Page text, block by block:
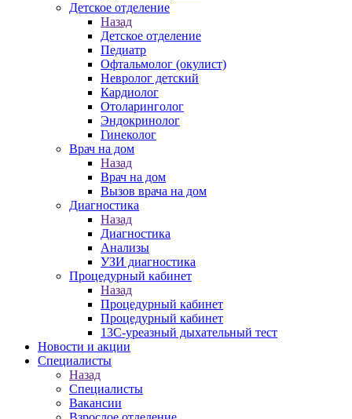
Детское отделение
Назад
Детское отделение
Педиатр
Офтальмолог (окулист)
Невролог детский
Кардиолог
Отоларинголог
Эндокринолог
Гинеколог
Врач на дом
Назад
Врач на дом
Вызов врача на дом
Диагностика
Назад
Диагностика
Анализы
УЗИ диагностика
Процедурный кабинет
Назад
Процедурный кабинет
Процедурный кабинет
13С-уреазный дыхательный тест
Новости и акции
Специалисты
Назад
Специалисты
Вакансии